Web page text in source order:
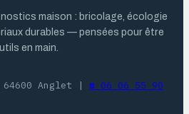
maison : bricolage, écologie
durables — pensées pour être
en main.
Anglet | ☎ 06 06 55 90